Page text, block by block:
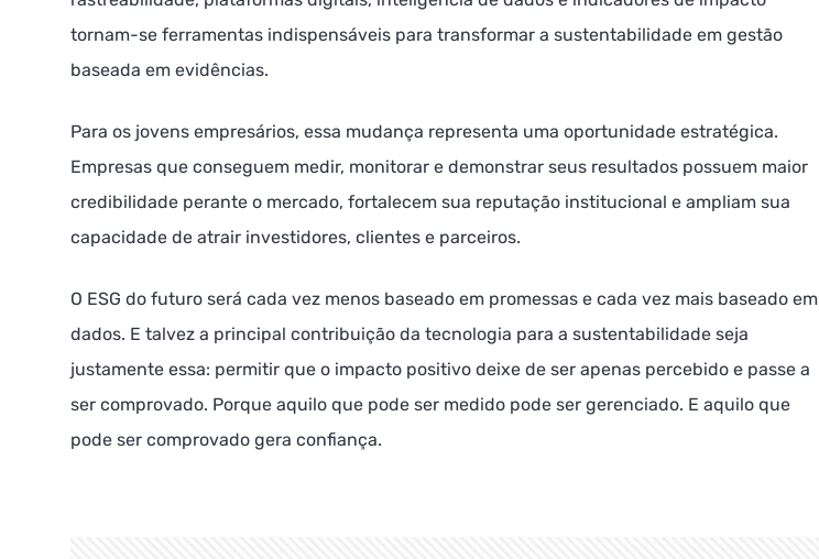
tornam-se ferramentas indispensáveis para transformar a sustentabilidade em gestão
baseada em evidências.
Para os jovens empresários, essa mudança representa uma oportunidade estratégica.
Empresas que conseguem medir, monitorar e demonstrar seus resultados possuem maior
credibilidade perante o mercado, fortalecem sua reputação institucional e ampliam sua
capacidade de atrair investidores, clientes e parceiros.
O ESG do futuro será cada vez menos baseado em promessas e cada vez mais baseado em
dados. E talvez a principal contribuição da tecnologia para a sustentabilidade seja
justamente essa: permitir que o impacto positivo deixe de ser apenas percebido e passe a
ser comprovado. Porque aquilo que pode ser medido pode ser gerenciado. E aquilo que
pode ser comprovado gera confiança.